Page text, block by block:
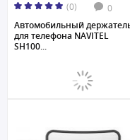
(0) 0
Автомобильный
для телефона NAVITEL
SH100...